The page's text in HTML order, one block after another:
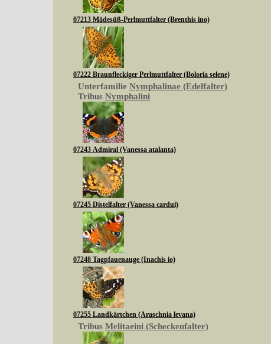
07213 Mädesüß-Perlmuttfalter (Brenthis ino)
07222 Braunfleckiger Perlmuttfalter (Boloria selene)
Unterfamilie Nymphalinae (Edelfalter)
Tribus Nymphalini
07243 Admiral (Vanessa atalanta)
07245 Distelfalter (Vanessa cardui)
07248 Tagpfauenauge (Inachis io)
07255 Landkärtchen (Araschnia levana)
Tribus Melitaeini (Scheckenfalter)